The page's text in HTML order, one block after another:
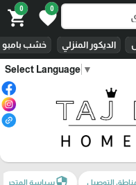
Select Language ▼
0
favorite
0
shopping_cart
الديكور المنزلي خشب بامبو
التوصيل سياسة المتجر